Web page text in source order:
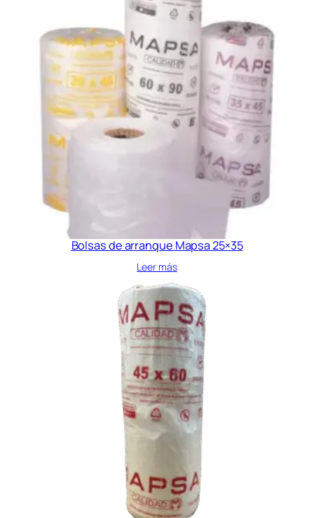
Bolsas de arranque Mapsa 25×35
Leer más